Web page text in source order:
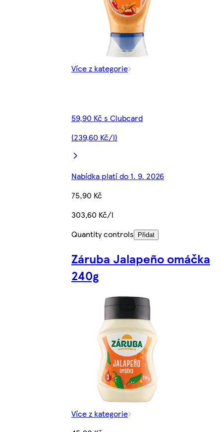
Více z kategorie
59,90 Kč s Clubcard
(239,60 Kč/l)
Nabídka platí do 1. 9. 2026
75,90 Kč
303,60 Kč/l
Quantity controls
Přidat
Záruba Jalapeño omáčka
240g
Více z kategorie